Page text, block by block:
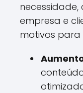
empresa e
motivos para